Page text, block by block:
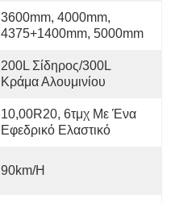
3600mm, 4000mm,
4375+1400mm, 5000mm
200L Σίδηρος/300L
Κράμα Αλουμινίου
10,00R20, 6τμχ Με Ένα
Εφεδρικό Ελαστικό
90km/h